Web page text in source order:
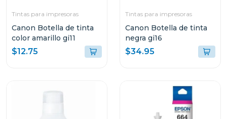
Tintas para impresoras
Canon Botella de tinta
color amarillo gi11
$12.75
Tintas para impresoras
Canon Botella de tinta
negra gi16
$34.95